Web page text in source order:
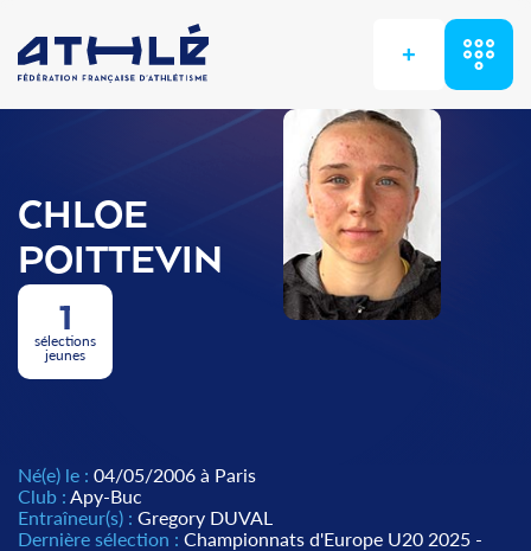
+
CHLOE
POITTEVIN
1
sélections
jeunes
Né(e) le : 04/05/2006 à Paris
Club : Apy-Buc
Entraîneur(s) : Gregory DUVAL
Dernière sélection : Championnats d'Europe U20 2025 -